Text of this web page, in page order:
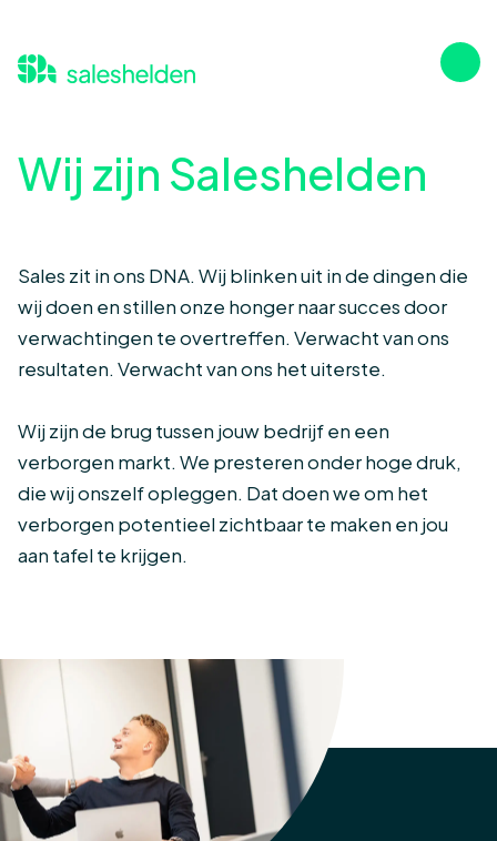
Wij zijn Saleshelden
Sales zit in ons DNA. Wij blinken uit in de dingen die
wij doen en stillen onze honger naar succes door
verwachtingen te overtreffen. Verwacht van ons
resultaten. Verwacht van ons het uiterste.
Wij zijn de brug tussen jouw bedrijf en een
verborgen markt. We presteren onder hoge druk,
die wij onszelf opleggen. Dat doen we om het
verborgen potentieel zichtbaar te maken en jou
aan tafel te krijgen.